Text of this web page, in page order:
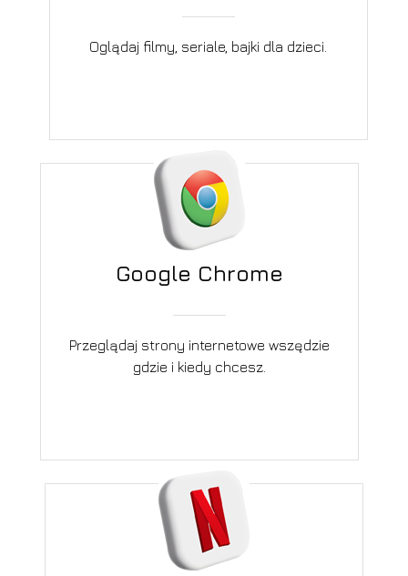
Oglądaj filmy, seriale, bajki dla dzieci.
Google Chrome
Przeglądaj strony internetowe wszędzie
gdzie i kiedy chcesz.